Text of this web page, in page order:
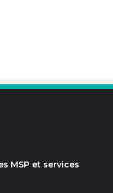
MSP et services